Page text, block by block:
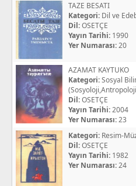
TAZE BESATI
Kategori: Dil ve
Dil:OSETÇE
Yayın Tarihi: 1990
Yer Numarası:20
AZAMAT KAYTUKO
Kategori:Sosyal
Dil:OSETÇE
Yayın Tarihi:2004
Yer Numarası:23
Kategori: Resim-
Dil:OSETÇE
Yayın Tarihi: 1982
Yer Numarası:24